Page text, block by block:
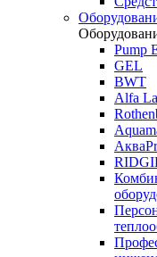
Pump
GEL
BWT
Alfa